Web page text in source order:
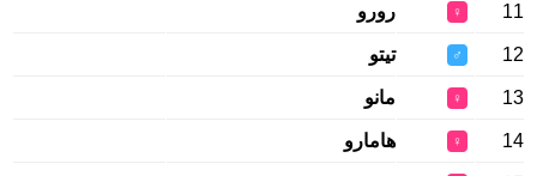
11
♀ رورو
12
♂ تيتو
13
♀ مانو
14
♀ هامارو